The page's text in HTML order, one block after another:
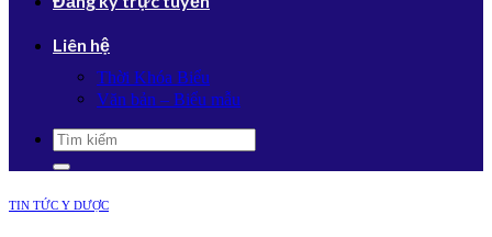
Liên hệ
Thời Khóa Biểu
Văn bản – Biểu mẫu
TIN TỨC Y DƯỢC